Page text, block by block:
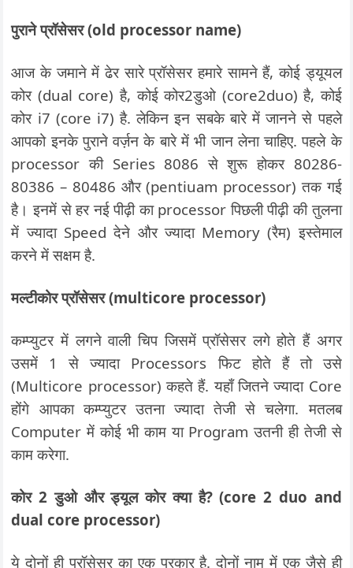
पुराने प्रॉसेसर (old processor name)
आज के जमाने में ढेर सारे प्रॉसेसर हमारे सामने हैं, कोई ड्यूयल
कोर (dual core) है, कोई कोर2डुओ (core2duo) है, कोई
कोर i7 (core i7) है. लेकिन इन सबके बारे में जानने से पहले
आपको इनके पुराने वर्ज़न के बारे में भी जान लेना चाहिए. पहले के
processor की Series 8086 से शुरू होकर 80286-
80386 – 80486 और (pentiuam processor) तक गई
है। इनमें से हर नई पीढ़ी का processor पिछली पीढ़ी की तुलना
में ज्यादा Speed देने और ज्यादा Memory (रैम) इस्तेमाल
करने में सक्षम है.
मल्टीकोर प्रॉसेसर (multicore processor)
कम्प्युटर में लगने वाली चिप जिसमें प्रॉसेसर लगे होते हैं अगर
उसमें 1 से ज्यादा Processors फिट होते हैं तो उसे
(Multicore processor) कहते हैं. यहाँ जितने ज्यादा Core
होंगे आपका कम्प्युटर उतना ज्यादा तेजी से चलेगा. मतलब
Computer में कोई भी काम या Program उतनी ही तेजी से
काम करेगा.
कोर 2 डुओ और ड्यूल कोर क्या है? (core 2 duo and
dual core processor)
ये दोनों ही प्रॉसेसर का एक प्रकार है. दोनों नाम में एक जैसे ही